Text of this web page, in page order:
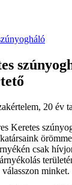
20 év
Keretes
csak
válasszon minket.